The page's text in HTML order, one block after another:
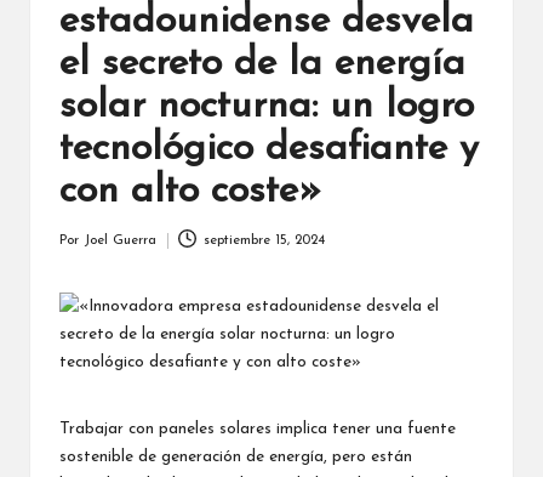
estadounidense desvela
el secreto de la energía
solar nocturna: un logro
tecnológico desafiante y
con alto coste»
Por Joel Guerra septiembre 15, 2024
Trabajar con paneles solares implica tener una fuente
sostenible de generación de energía, pero están